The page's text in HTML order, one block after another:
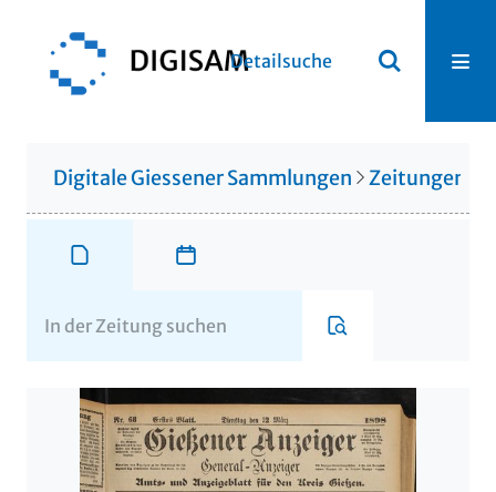
Detailsuche
Digitale Giessener Sammlungen Zeitungen